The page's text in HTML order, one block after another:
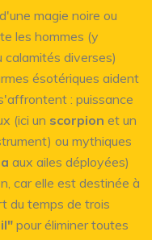
magie noire ou
les hommes (y
calamités diverses)
ésotériques aident
: puissance
(ici un scorpion et un
ou mythiques
aux ailes déployées)
car elle est destinée à
du temps de trois
pour éliminer toutes